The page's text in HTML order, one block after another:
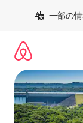
一部の